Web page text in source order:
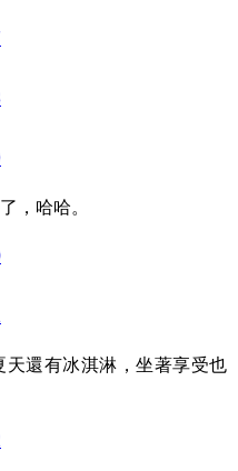
，哈哈。
還有冰淇淋，坐著享受也